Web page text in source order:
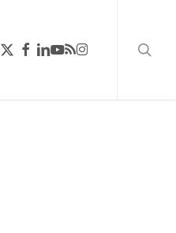
ТВИТТЕР
FACEBOOK
LINKEDIN
YOUTUBE
RSSINSTAGRAM